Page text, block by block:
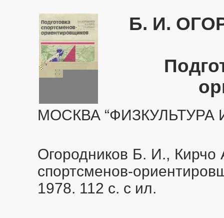
Б. И.
МОСКВА “ФИЗКУЛЬТУРА
Огородников Б. И., Кирчо
спортсменов-
1978. 112 с. с ил.